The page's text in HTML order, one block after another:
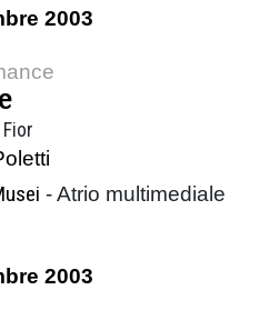
2003
- Atrio multimediale
2003